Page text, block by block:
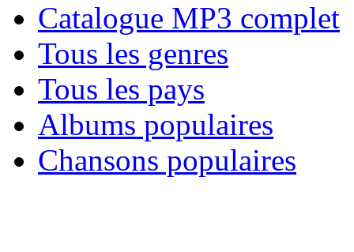
Catalogue MP3 complet
Tous les genres
Tous les pays
Albums populaires
Chansons populaires